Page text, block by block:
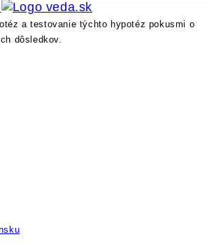
a testovanie týchto hypotéz pokusmi o
dôsledkov.